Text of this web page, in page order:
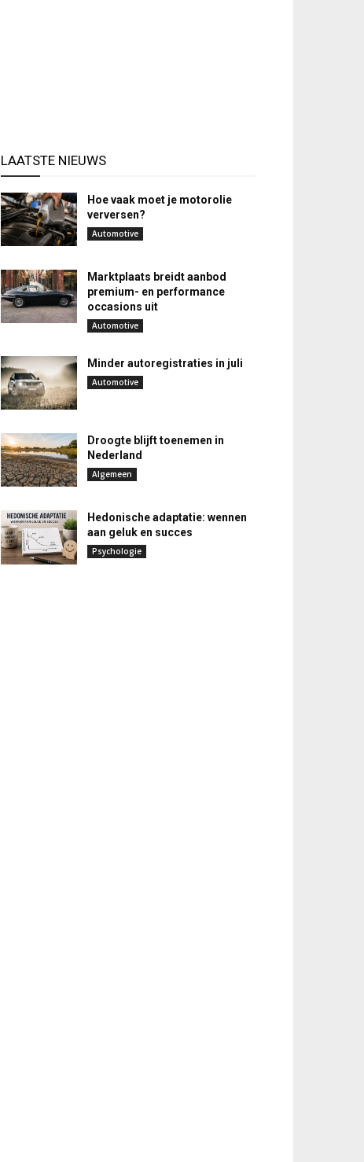
LAATSTE NIEUWS
Hoe vaak moet je motorolie
verversen?
Automotive
Marktplaats breidt aanbod
premium- en performance
occasions uit
Automotive
Minder autoregistraties in juli
Automotive
Droogte blijft toenemen in
Nederland
Algemeen
Hedonische adaptatie: wennen
aan geluk en succes
Psychologie